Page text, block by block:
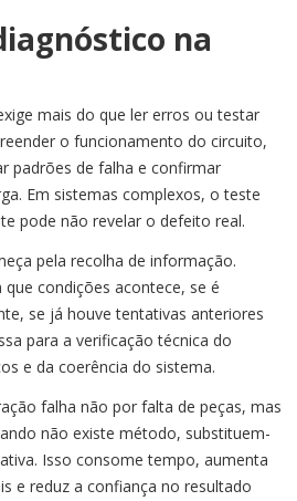
na
mais do que ler erros ou testar
o funcionamento do circuito,
padrões de falha e confirmar
Em sistemas complexos, o teste
pode não revelar o defeito real.
pela recolha de informação.
condições acontece, se é
se já houve tentativas anteriores
para a verificação técnica do
e da coerência do sistema.
falha não por falta de peças, mas
não existe método, substituem-
Isso consome tempo, aumenta
e reduz a confiança no resultado